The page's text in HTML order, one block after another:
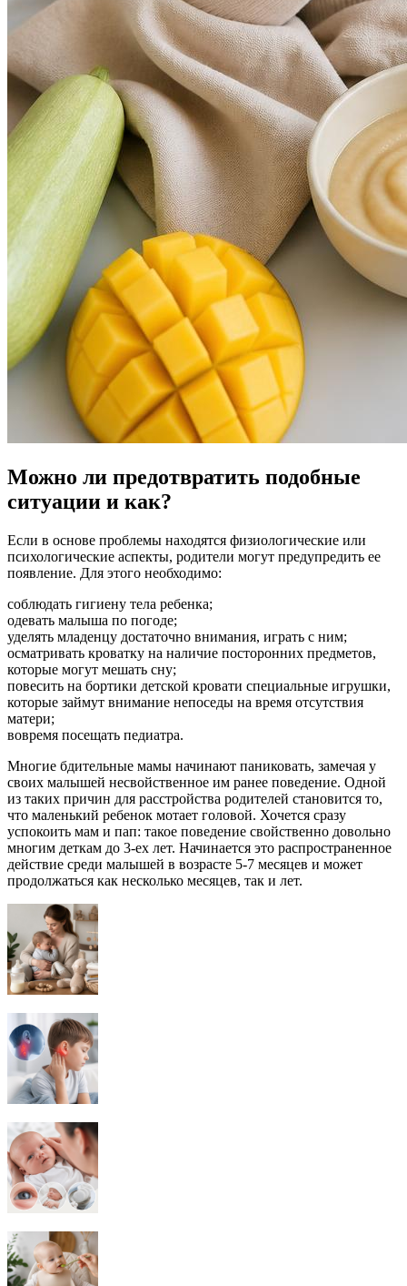
Можно ли предотвратить подобные
ситуации и как?
Если в основе проблемы находятся физиологические или
психологические аспекты, родители могут предупредить ее
появление. Для этого необходимо:
соблюдать гигиену тела ребенка;
одевать малыша по погоде;
уделять младенцу достаточно внимания, играть с ним;
осматривать кроватку на наличие посторонних предметов,
которые могут мешать сну;
повесить на бортики детской кровати специальные игрушки,
которые займут внимание непоседы на время отсутствия
матери;
вовремя посещать педиатра.
Многие бдительные мамы начинают паниковать, замечая у
своих малышей несвойственное им ранее поведение. Одной
из таких причин для расстройства родителей становится то,
что маленький ребенок мотает головой. Хочется сразу
успокоить мам и пап: такое поведение свойственно довольно
многим деткам до 3-ех лет. Начинается это распространенное
действие среди малышей в возрасте 5-7 месяцев и может
продолжаться как несколько месяцев, так и лет.